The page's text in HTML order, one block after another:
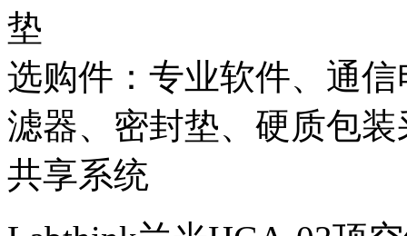
垫
选购件：专业软件、通
滤器、密封垫、硬质包
共享系统